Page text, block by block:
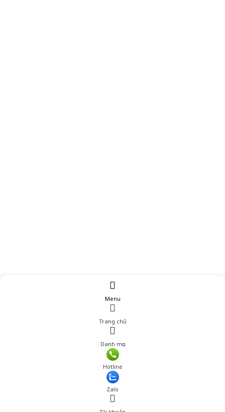
Menu
Trang chủ
Danh mục
Hotline
Zalo